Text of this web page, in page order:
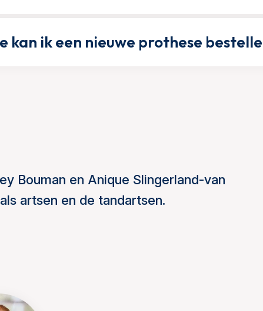
kan ik een nieuwe prothese
Bouman en Anique Slingerland-van
artsen en de tandartsen.